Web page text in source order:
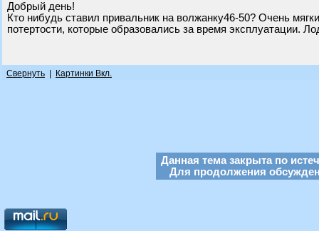
Добрый день!
Кто нибудь ставил привальник на волжанку46-50? Очень
потертости, которые образовались за время эксплуатации.
Свернуть Картинки Вкл.
Данная тема закрыта по
Для продолжения